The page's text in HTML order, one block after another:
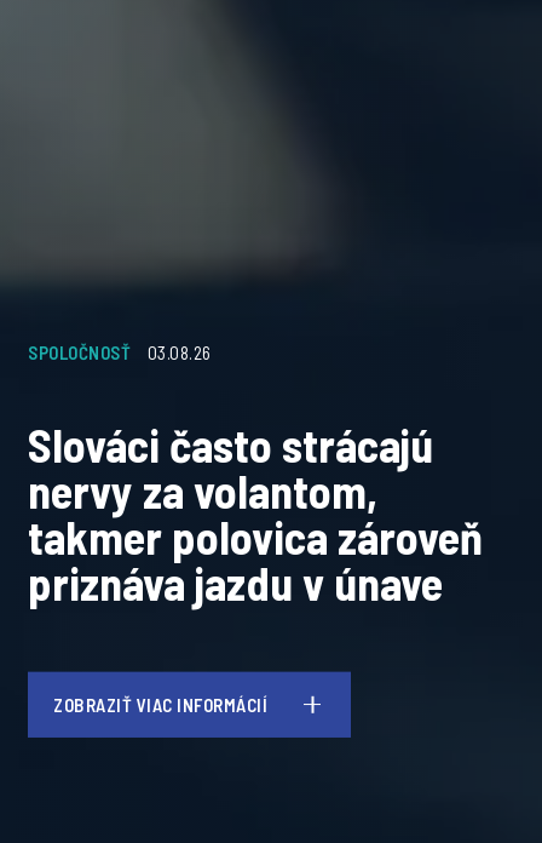
SPOLOČNOSŤ 03.08.26
Slováci často strácajú
nervy za volantom,
takmer polovica zároveň
priznáva jazdu v únave
ZOBRAZIŤ VIAC INFORMÁCIÍ